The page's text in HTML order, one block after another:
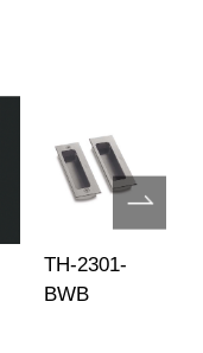
TH-2301-
BWB